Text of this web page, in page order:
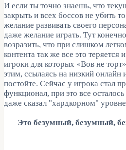
И если ты точно знаешь, что
закрыть и всех боссов не убить
желание развивать своего
даже желание играть. Тут
возразить, что при слишком
контента так же все это
игроки для которых «Вов не
этим, ссылаясь на низкий онлайн
постойте. Сейчас у игрока стал
функционал, при это все
даже сказал "хардкорном"
Это безумный, безумный,